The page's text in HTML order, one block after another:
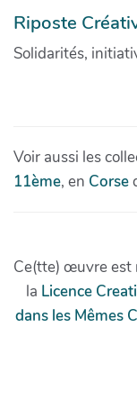
Riposte
Solidarités,
Voir aussi les
11ème, en Corse
Ce(tte) œuvre est
la Licence
dans les Mêmes